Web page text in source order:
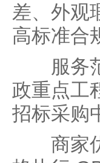
差、外观
高标准合
服务范
政重点工
招标采购
商家优